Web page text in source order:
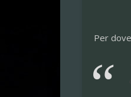
Per